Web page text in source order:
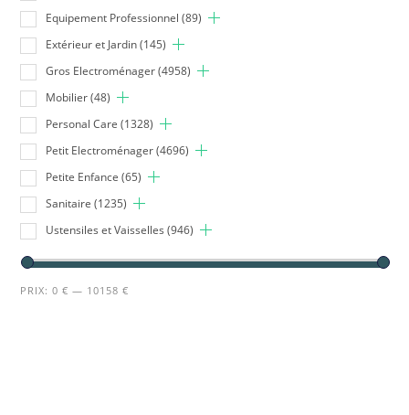
Equipement Professionnel (89)
Extérieur et Jardin (145)
Gros Electroménager (4958)
Mobilier (48)
Personal Care (1328)
Petit Electroménager (4696)
Petite Enfance (65)
Sanitaire (1235)
Ustensiles et Vaisselles (946)
PRIX:0 € — 10158 €